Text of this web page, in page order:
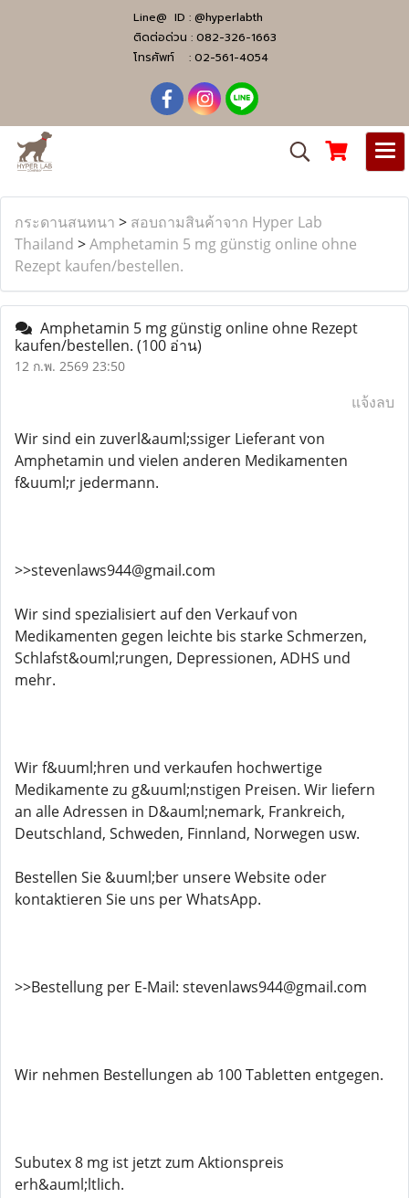
Line@ ID : @hyperlabth
ติดต่อด่วน : 082-326-1663
โทรศัพท์ : 02-561-4054
กระดานสนทนา > สอบถามสินค้าจาก Hyper Lab
Thailand >Amphetamin 5 mg günstig online ohne
Rezept kaufen/bestellen.
Amphetamin 5 mg günstig online ohne Rezept
kaufen/bestellen. (100 อ่าน)
12 ก.พ. 2569 23:50
แจ้งลบ
Wir sind ein zuverl&auml;ssiger Lieferant von
Amphetamin und vielen anderen Medikamenten
f&uuml;r jedermann.
>>stevenlaws944@gmail.com
Wir sind spezialisiert auf den Verkauf von
Medikamenten gegen leichte bis starke Schmerzen,
Schlafst&ouml;rungen, Depressionen, ADHS und
mehr.
Wir f&uuml;hren und verkaufen hochwertige
Medikamente zu g&uuml;nstigen Preisen. Wir liefern
an alle Adressen in D&auml;nemark, Frankreich,
Deutschland, Schweden, Finnland, Norwegen usw.
Bestellen Sie &uuml;ber unsere Website oder
kontaktieren Sie uns per WhatsApp.
>>Bestellung per E-Mail: stevenlaws944@gmail.com
Wir nehmen Bestellungen ab 100 Tabletten entgegen.
Subutex 8 mg ist jetzt zum Aktionspreis
erh&auml;ltlich.